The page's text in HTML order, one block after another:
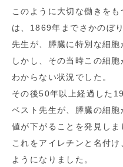
このように大切な働きを
は、1869年までさかのぼ
先生が、膵臓に特別な細胞
しかし、その当時この細
わからない状況でした。
その後50年以上経過した
ベスト先生が、膵臓の細
値が下がることを発見しま
これをアイレチンと名付
ようになりました。